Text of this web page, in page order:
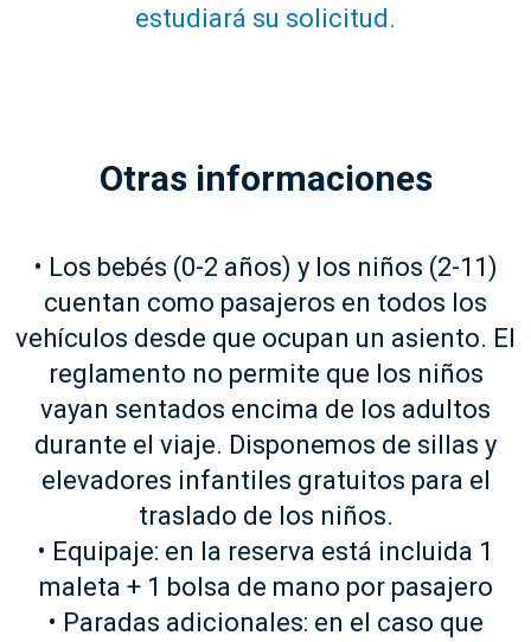
estudiará su solicitud.
Otras informaciones
• Los bebés (0-2 años) y los niños (2-11)
cuentan como pasajeros en todos los
vehículos desde que ocupan un asiento. El
reglamento no permite que los niños
vayan sentados encima de los adultos
durante el viaje. Disponemos de sillas y
elevadores infantiles gratuitos para el
traslado de los niños.
• Equipaje: en la reserva está incluida 1
maleta + 1 bolsa de mano por pasajero
• Paradas adicionales: en el caso que